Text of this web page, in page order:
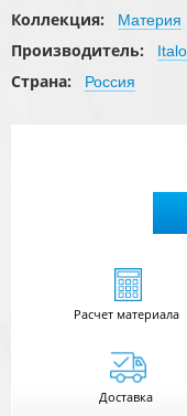
Коллекция:
Материя
Производитель:
Страна: Россия
Расчетматериала
Доставка